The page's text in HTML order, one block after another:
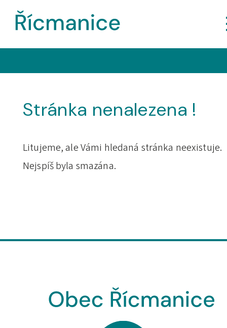
Stránka nenalezena !
Litujeme, ale Vámi hledaná stránka neexistuje.
Nejspíš byla smazána.